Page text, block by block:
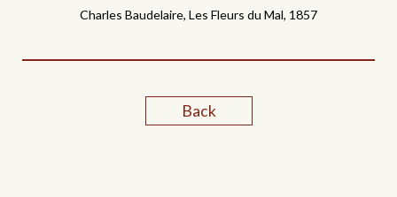
Charles Baudelaire, Les Fleurs du Mal, 1857
Back